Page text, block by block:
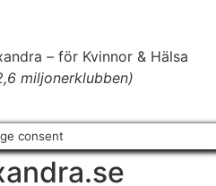
– för Kvinnor & Hälsa
miljonerklubben)
consent